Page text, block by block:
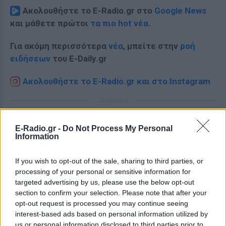
E-Radio.gr - Do Not Process My Personal
Information
If you wish to opt-out of the sale, sharing to third parties, or
processing of your personal or sensitive information for
targeted advertising by us, please use the below opt-out
section to confirm your selection. Please note that after your
opt-out request is processed you may continue seeing
interest-based ads based on personal information utilized by
us or personal information disclosed to third parties prior to
Ακολουθήστε το E-Radio.gr στο Google News
και μάθετε πρώτοι τα πιο hot νέα.
Για ακόμη περισσότερα νέα, μπείτε στην ροή
ειδήσεων του E-Daily.gr
Ακολουθήστε το E-Radio.gr και στο Instagram